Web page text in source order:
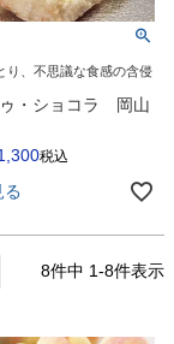
り、不思議な食感の含侵
・ショコラ 岡山
税込
8件中 1-8件表示